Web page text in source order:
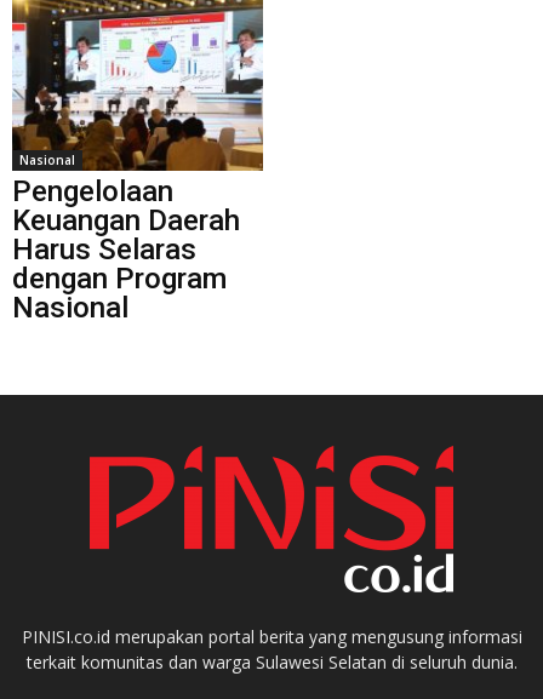
Nasional
Pengelolaan
Keuangan Daerah
Harus Selaras
dengan Program
Nasional
PINISI.co.id merupakan portal berita yang mengusung informasi
terkait komunitas dan warga Sulawesi Selatan di seluruh dunia.